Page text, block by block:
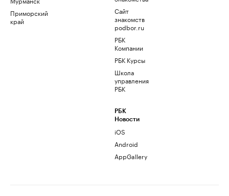
Приморский
край
Сайт
знакомств
podbor.ru
РБК
Компании
РБК Курсы
Школа
управления
РБК
РБК
Новости
iOS
Android
AppGallery